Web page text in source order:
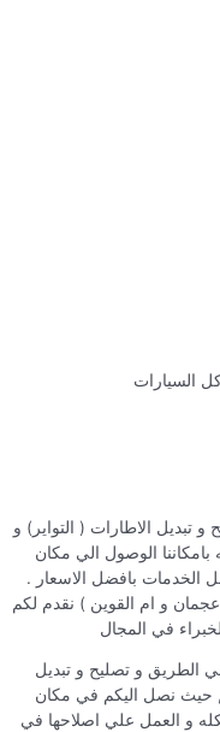
السيارات
تبديل الاطارات ( التواير) و
بامكاننا الوصول الي مكان
الخدمات بافضل الاسعار .
و ام القوين ) نقدم لكم
في المجال
الطريق و تصليح و تبديل
, حيث نصل اليكم في مكان
و العمل علي اصلاحها في